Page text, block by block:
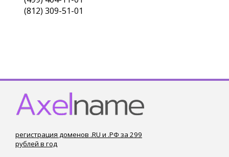
(812) 309-51-01
регистрация доменов .RU и .РФ за 299
рублей в год